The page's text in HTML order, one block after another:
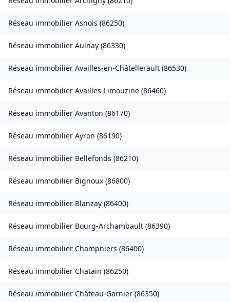
Réseau immobilier Asnois (86250)
Réseau immobilier Aulnay (86330)
Réseau immobilier Availles-en-Châtellerault (86530)
Réseau immobilier Availles-Limouzine (86460)
Réseau immobilier Avanton (86170)
Réseau immobilier Ayron (86190)
Réseau immobilier Bellefonds (86210)
Réseau immobilier Bignoux (86800)
Réseau immobilier Blanzay (86400)
Réseau immobilier Bourg-Archambault (86390)
Réseau immobilier Champniers (86400)
Réseau immobilier Chatain (86250)
Réseau immobilier Château-Garnier (86350)